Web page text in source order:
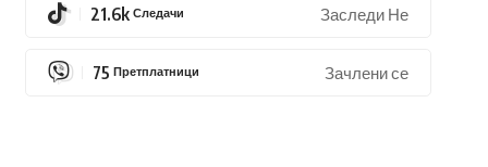
21.6k Следачи Заследи Не
75 Претплатници Зачлени се